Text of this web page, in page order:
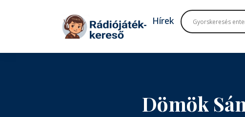
Tovább a tartalomhoz
Hírek
Dömök